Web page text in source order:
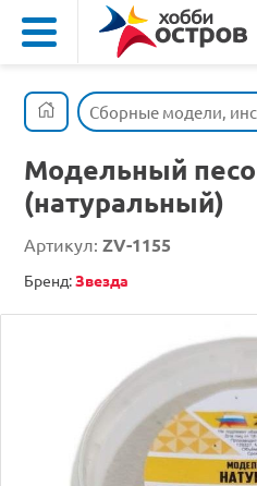
Сборные модели,
Модельный
(натуральный)
Артикул: ZV-1155
Бренд:Звезда